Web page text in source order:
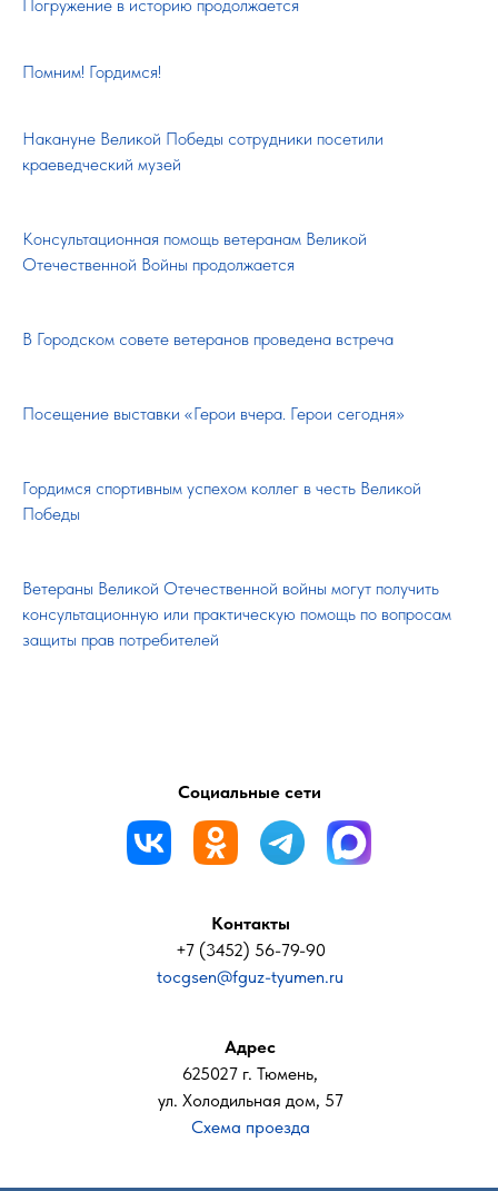
Погружение в историю продолжается
Помним! Гордимся!
Накануне Великой Победы сотрудники посетили
краеведческий музей
Консультационная помощь ветеранам Великой
Отечественной Войны продолжается
В Городском совете ветеранов проведена встреча
Посещение выставки «Герои вчера. Герои сегодня»
Гордимся спортивным успехом коллег в честь Великой
Победы
Ветераны Великой Отечественной войны могут получить
консультационную или практическую помощь по вопросам
защиты прав потребителей
Контакты
+7 (3452) 56-79-90
tocgsen@fguz-tyumen.ru
Социальные сети
Адрес
625027 г. Тюмень,
ул. Холодильная дом, 57
Схема проезда